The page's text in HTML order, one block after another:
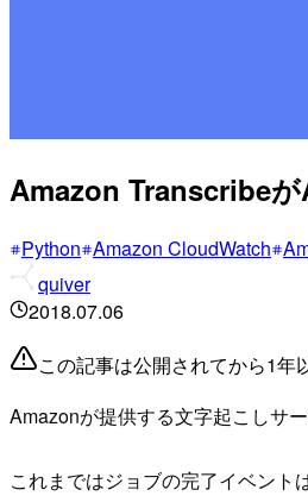
Amazon Transcribe
Python Amazon CloudWatch
quiver
2018.07.06
この記事は公開されてから1年
Amazonが提供する文字起こしサ
これまではジョブの完了イベント